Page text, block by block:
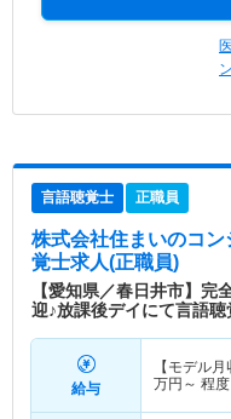
言語聴覚士 正職員
株式会社住まいのコ
覚士求人(正職員)
【愛知県／春日井市】
迎♪放課後デイにて言語聴
給与
【モデル月
万円～ 程